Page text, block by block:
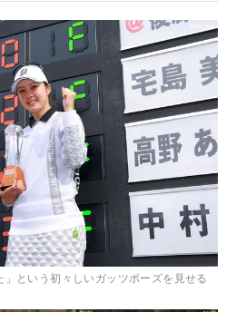
という初々しいガッツポーズを見せる